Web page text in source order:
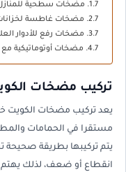
مضخات سطحية
مضخات غاطسة لخزانات
مضخات رفع للأدوار
مضخات
تركيب مضخات
يعد تركيب مضخات الكويت
مستقرا في الحمامات
يتم تركيبها بطريقة صحيحة
انقطاع أو ضعف، لذلك يهتم